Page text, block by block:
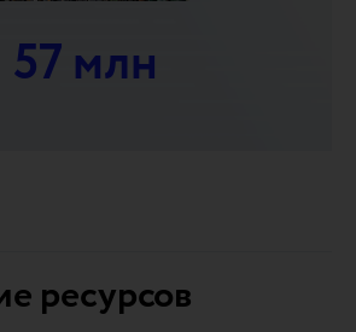
57 млн
ресурсов